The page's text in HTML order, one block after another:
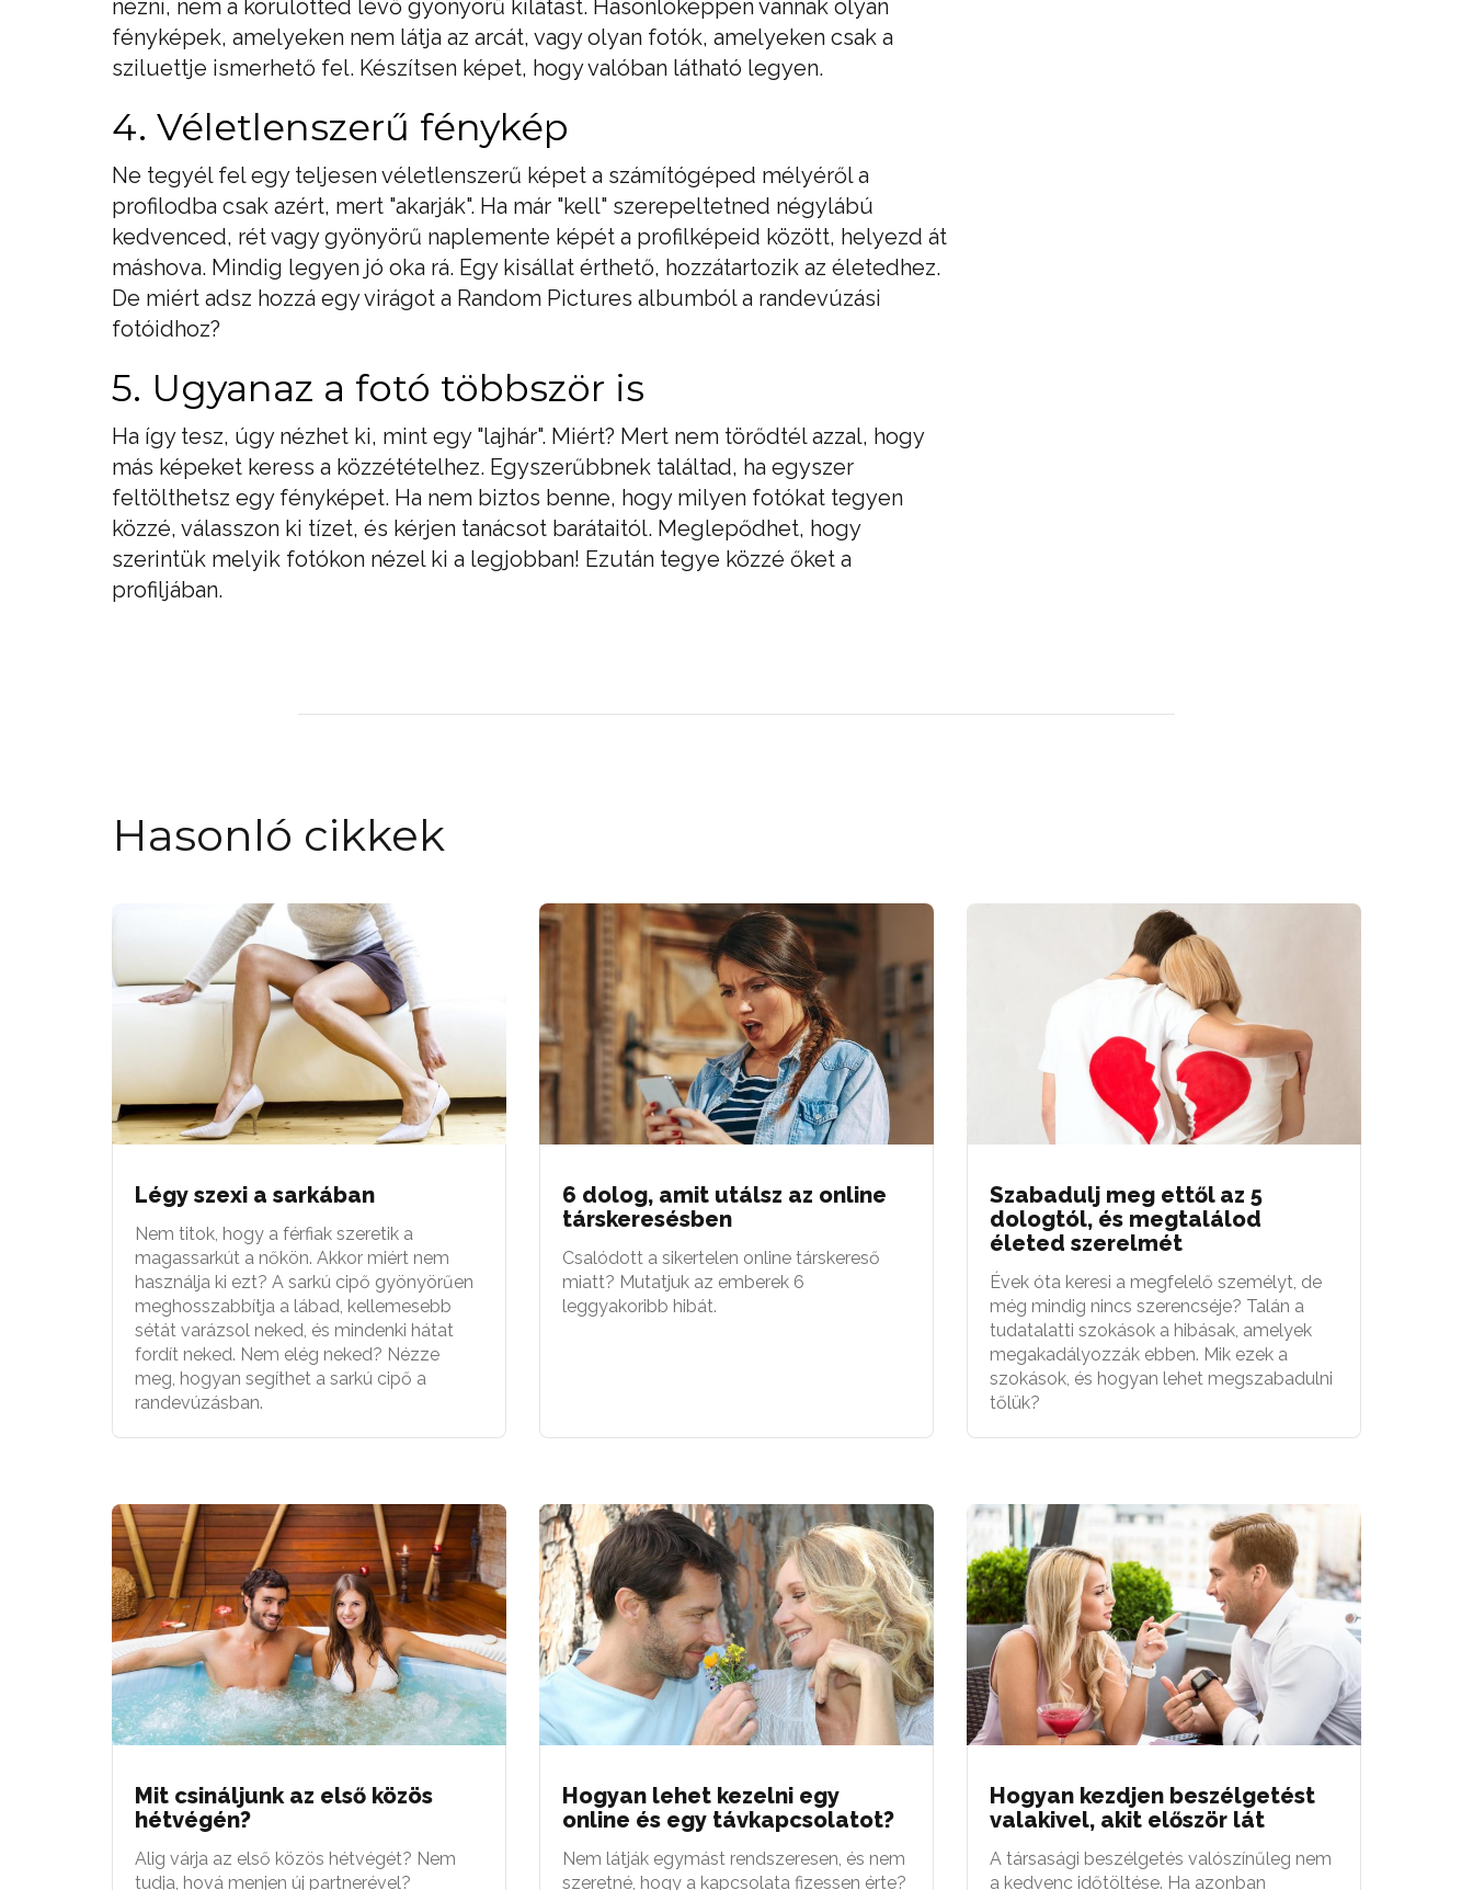
nézni, nem a körülötted lévő gyönyörű kilátást. Hasonlóképpen vannak olyan
fényképek, amelyeken nem látja az arcát, vagy olyan fotók, amelyeken csak a
sziluettje ismerhető fel. Készítsen képet, hogy valóban látható legyen.
4. Véletlenszerű fénykép
Ne tegyél fel egy teljesen véletlenszerű képet a számítógéped mélyéről a
profilodba csak azért, mert "akarják". Ha már "kell" szerepeltetned négylábú
kedvenced, rét vagy gyönyörű naplemente képét a profilképeid között, helyezd át
máshova. Mindig legyen jó oka rá. Egy kisállat érthető, hozzátartozik az életedhez.
De miért adsz hozzá egy virágot a Random Pictures albumból a randevúzási
fotóidhoz?
5. Ugyanaz a fotó többször is
Ha így tesz, úgy nézhet ki, mint egy "lajhár". Miért? Mert nem törődtél azzal, hogy
más képeket keress a közzétételhez. Egyszerűbbnek találtad, ha egyszer
feltölthetsz egy fényképet. Ha nem biztos benne, hogy milyen fotókat tegyen
közzé, válasszon ki tízet, és kérjen tanácsot barátaitól. Meglepődhet, hogy
szerintük melyik fotókon nézel ki a legjobban! Ezután tegye közzé őket a
profiljában.
Hasonló cikkek
Légy szexi a sarkában
Nem titok, hogy a férfiak szeretik a
magassarkút a nőkön. Akkor miért nem
használja ki ezt? A sarkú cipő gyönyörűen
meghosszabbítja a lábad, kellemesebb
sétát varázsol neked, és mindenki hátat
fordít neked. Nem elég neked? Nézze
meg, hogyan segíthet a sarkú cipő a
randevúzásban.
6 dolog, amit utálsz az online
társkeresésben
Csalódott a sikertelen online társkereső
miatt? Mutatjuk az emberek 6
leggyakoribb hibát.
Szabadulj meg ettől az 5
dologtól, és megtalálod
életed szerelmét
Évek óta keresi a megfelelő személyt, de
még mindig nincs szerencséje? Talán a
tudatalatti szokások a hibásak, amelyek
megakadályozzák ebben. Mik ezek a
szokások, és hogyan lehet megszabadulni
tőlük?
Mit csináljunk az első közös
hétvégén?
Alig várja az első közös hétvégét? Nem
tudja, hová menjen új partnerével?
Hogyan lehet kezelni egy
online és egy távkapcsolatot?
Nem látják egymást rendszeresen, és nem
szeretné, hogy a kapcsolata fizessen érte?
Hogyan kezdjen beszélgetést
valakivel, akit először lát
A társasági beszélgetés valószínűleg nem
a kedvenc időtöltése. Ha azonban